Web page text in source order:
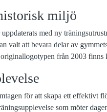
miljö
med ny
valt att bevara delar av
från 2003 finns
för att skapa ett effektivt
som möter